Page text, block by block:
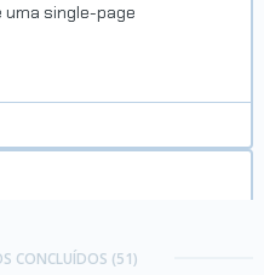
uma single-page
CONCLUÍDOS (51)